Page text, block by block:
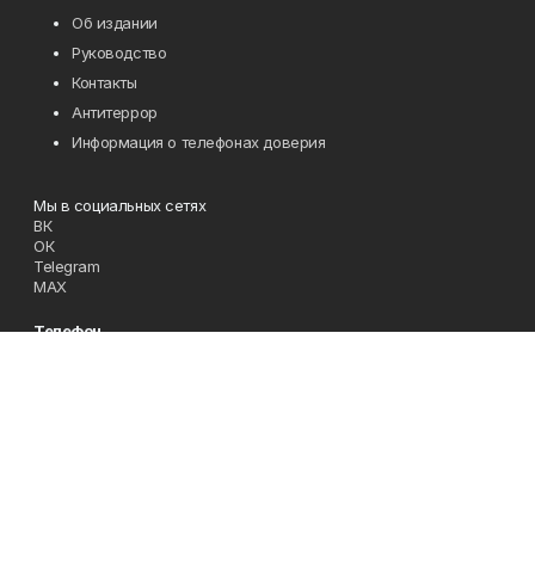
Об издании
Руководство
Контакты
Антитеррор
Информация о телефонах доверия
Мы в социальных сетях
ВК
ОК
Telegram
MAX
Телефон